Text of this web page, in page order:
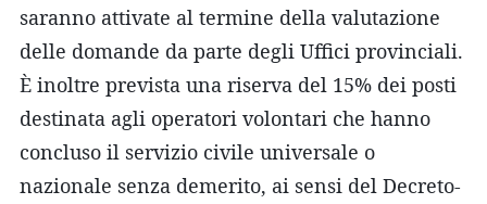
saranno attivate al termine della valutazione
delle domande da parte degli Uffici provinciali.
È inoltre prevista una riserva del 15% dei posti
destinata agli operatori volontari che hanno
concluso il servizio civile universale o
nazionale senza demerito, ai sensi del Decreto-